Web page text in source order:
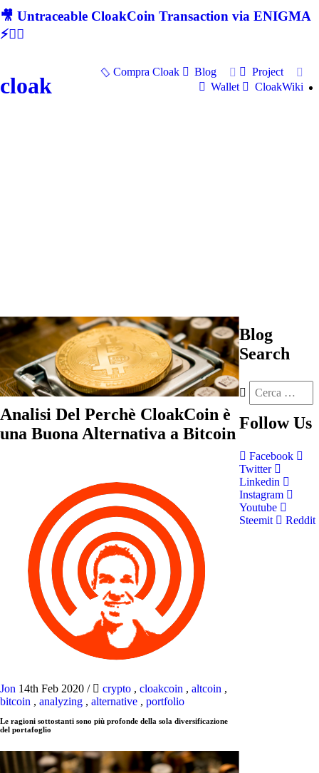
🎥 Untraceable CloakCoin Transaction via ENIGMA
⚡🕵‍♂
cloak
Compra Cloak Blog
Project
Wallet
CloakWiki
Analisi Del Perchè CloakCoin è
una Buona Alternativa a Bitcoin
Jon 14th Feb 2020 / crypto , cloakcoin , altcoin ,
bitcoin , analyzing , alternative , portfolio
Le ragioni sottostanti sono più profonde della sola diversificazione
del portafoglio
Blog
Search
Follow Us
Facebook
Twitter
Linkedin
Instagram
Youtube
Steemit
Reddit